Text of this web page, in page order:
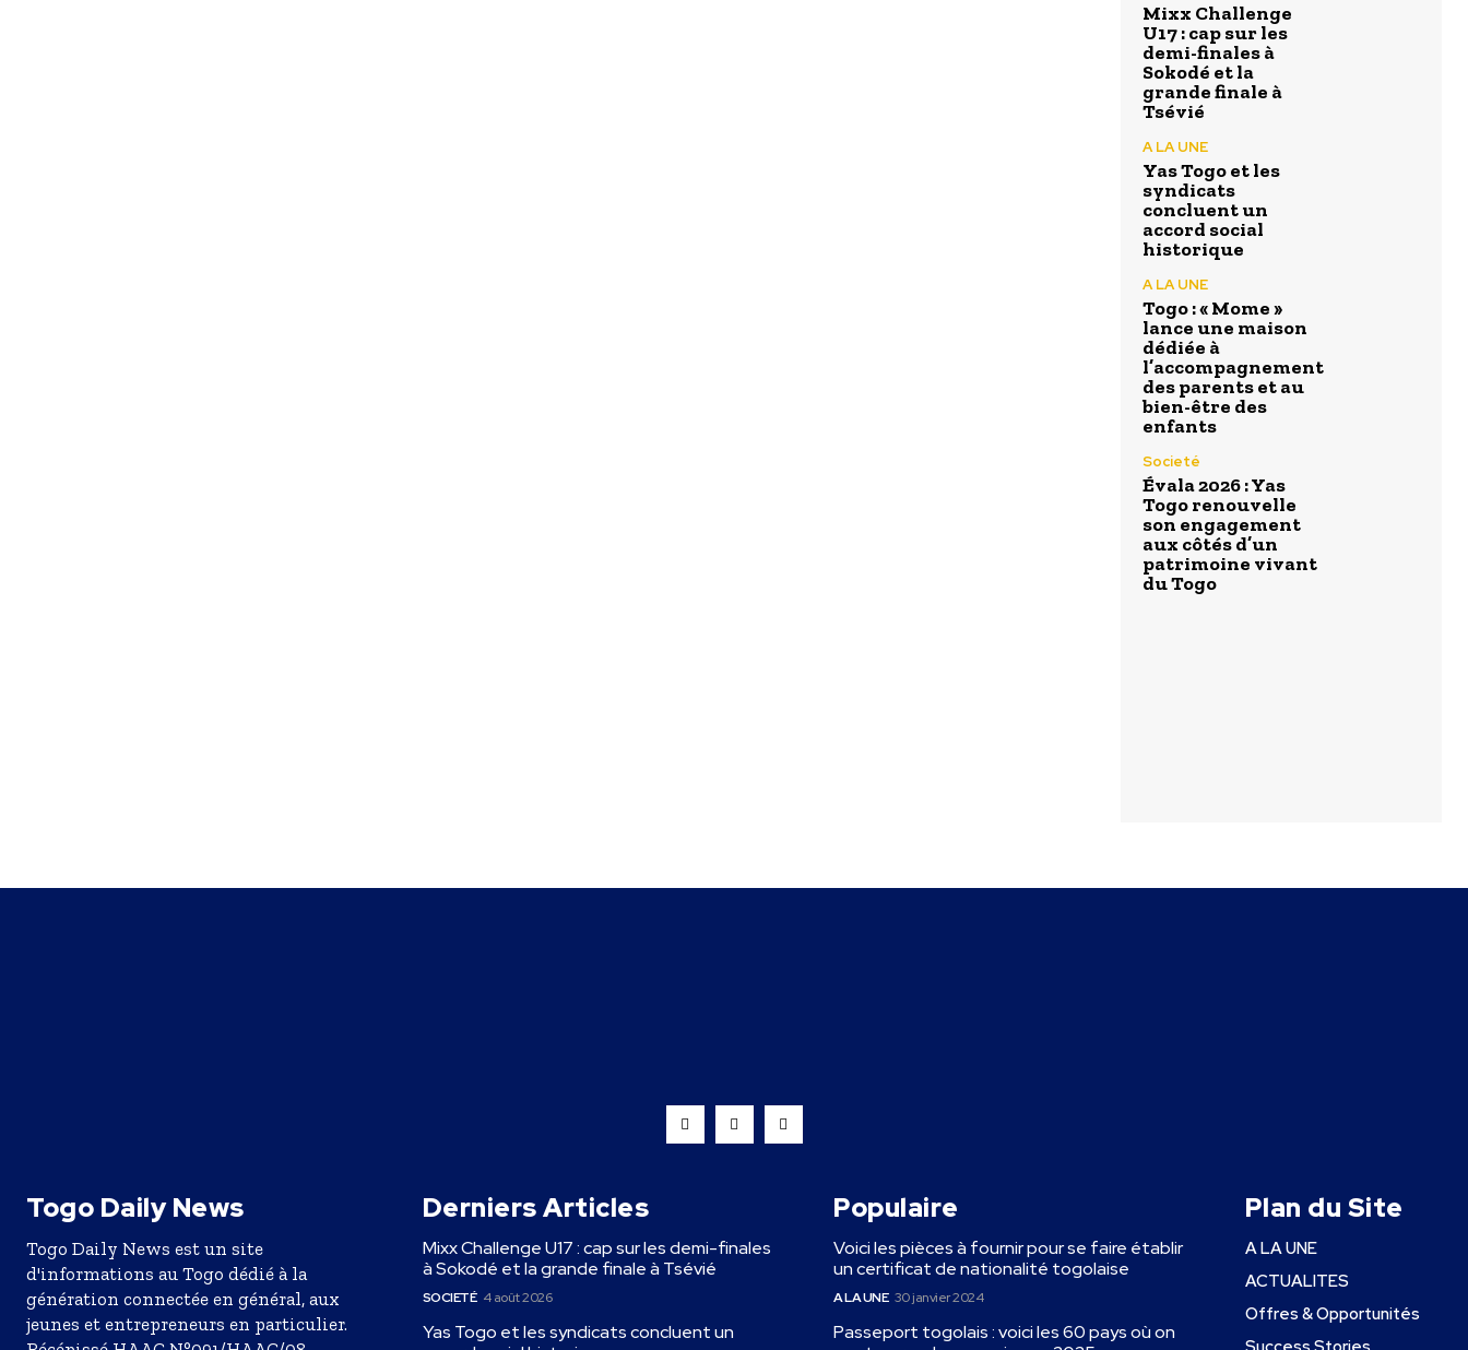
Mixx Challenge
U17 : cap sur les
demi-finales à
Sokodé et la
grande finale à
Tsévié
A LA UNE
Yas Togo et les
syndicats
concluent un
accord social
historique
A LA UNE
Togo : « Mome »
lance une maison
dédiée à
l’accompagnement
des parents et au
bien-être des
enfants
Societé
Évala 2026 : Yas
Togo renouvelle
son engagement
aux côtés d’un
patrimoine vivant
du Togo
Togo Daily News
Togo Daily News est un site
d'informations au Togo dédié à la
génération connectée en général, aux
jeunes et entrepreneurs en particulier.
Derniers Articles
Mixx Challenge U17 : cap sur les demi-finales
à Sokodé et la grande finale à Tsévié
SOCIETÉ 4 août 2026
Yas Togo et les syndicats concluent un
Populaire
Voici les pièces à fournir pour se faire établir
un certificat de nationalité togolaise
A LA UNE 30 janvier 2024
Passeport togolais : voici les 60 pays où on
Plan du Site
A LA UNE
ACTUALITES
Offres & Opportunités